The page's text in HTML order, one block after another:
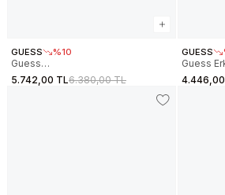
GUESS %10
Guess
JGUJUMB05065JWSTBKTU Erkek
Bileklik
5.742,00 TL6.380,00 TL
GUESS
Guess